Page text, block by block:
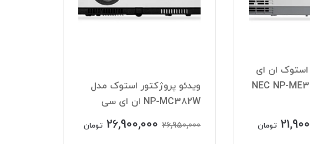
ویدئو پروژکتور استوک مدل
26,950,000
26,900,000 تومان 25,950,000